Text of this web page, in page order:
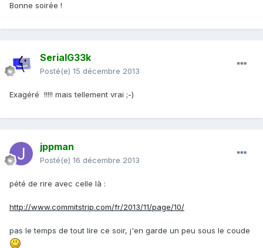
Bonne soirée !
SerialG33k
Posté(e) 15 décembre 2013
Exagéré !!!!! mais tellement vrai ;-)
jppman
Posté(e) 16 décembre 2013
pété de rire avec celle là :
http://www.commitstrip.com/fr/2013/11/page/10/
pas le temps de tout lire ce soir, j'en garde un peu sous le coude